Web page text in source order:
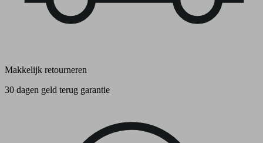
Makkelijk retourneren
30 dagen geld terug garantie